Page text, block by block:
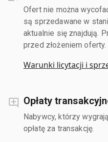
Ofert nie można
są sprzedawane w
aktualnie się znajdują.
przed złożeniem oferty.
Warunki licytacji i
Opłaty
Nabywcy, którzy
opłatę za transakcję.